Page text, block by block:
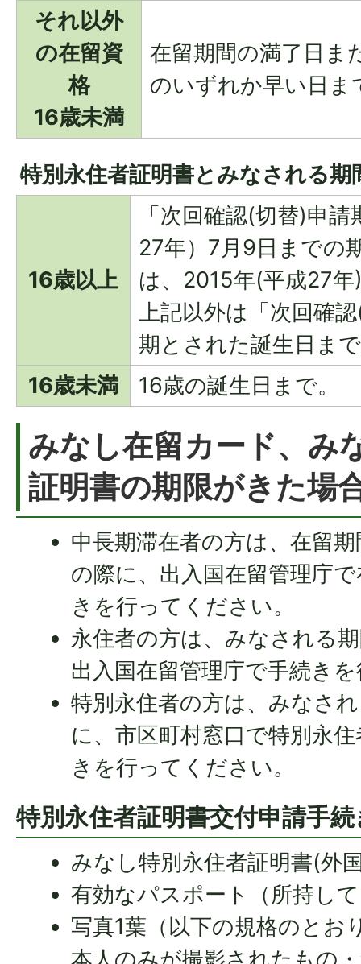
それ以外
の在留資
格
16歳未満
在留期間の満了日ま
のいずれか早い日ま
特別永住者証明書とみなされる期
16歳以上
「次回確認(切替)申
27年）7月9日までの
は、2015年(平成27
上記以外は「次回確
期とされた誕生日ま
16歳未満
16歳の誕生日まで。
みなし在留カード、み
証明書の期限がきた場
中長期滞在者の方は、在留
の際に、出入国在留管理庁
きを行ってください。
永住者の方は、みなされる
出入国在留管理庁で手続き
特別永住者の方は、みなさ
に、市区町村窓口で特別永
きを行ってください。
特別永住者証明書交付申請手
みなし特別永住者証明書(外
有効なパスポート（所持し
写真1葉（以下の規格のとお